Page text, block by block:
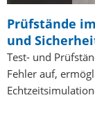
Prüfstände
und
Test- und
Fehler auf,